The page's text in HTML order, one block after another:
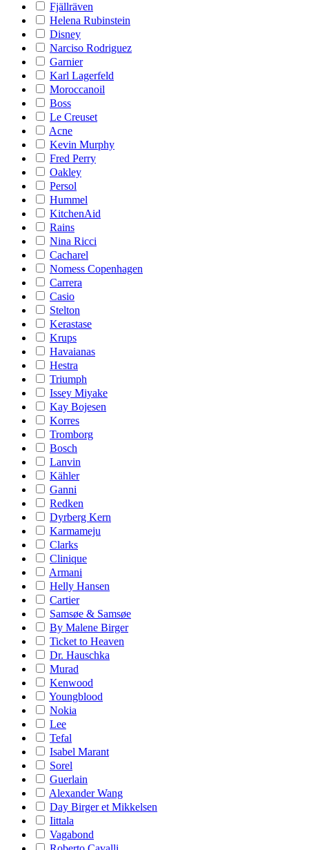
Fjällräven
Helena Rubinstein
Disney
Narciso Rodriguez
Garnier
Karl Lagerfeld
Moroccanoil
Boss
Le Creuset
Acne
Kevin Murphy
Fred Perry
Oakley
Persol
Hummel
KitchenAid
Rains
Nina Ricci
Cacharel
Nomess Copenhagen
Carrera
Casio
Stelton
Kerastase
Krups
Havaianas
Hestra
Triumph
Issey Miyake
Kay Bojesen
Korres
Tromborg
Bosch
Lanvin
Kähler
Ganni
Redken
Dyrberg Kern
Karmameju
Clarks
Clinique
Armani
Helly Hansen
Cartier
Samsøe & Samsøe
By Malene Birger
Ticket to Heaven
Dr. Hauschka
Murad
Kenwood
Youngblood
Nokia
Lee
Tefal
Isabel Marant
Sorel
Guerlain
Alexander Wang
Day Birger et Mikkelsen
Iittala
Vagabond